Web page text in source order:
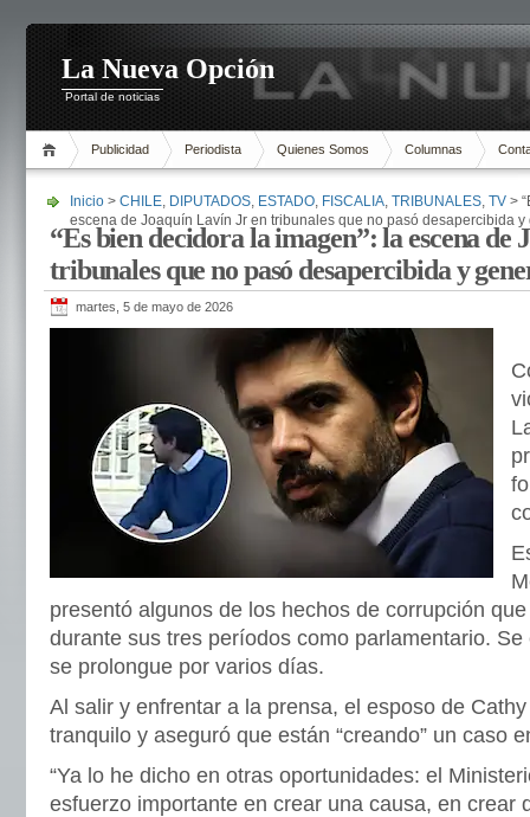
La Nueva Opción
Portal de noticias
Publicidad Periodista Quienes Somos Columnas
Inicio > CHILE, DIPUTADOS, ESTADO, FISCALIA, TRIBUNALES, TV >
escena de Joaquín Lavín Jr en tribunales que no pasó desapercibida
“Es bien decidora la imagen”: la escena
tribunales que no pasó desapercibida y
martes, 5 de mayo de 2026
presentó algunos de los hechos de corrupción
durante sus tres períodos como parlamentario.
se prolongue por varios días.
Al salir y enfrentar a la prensa, el esposo de
tranquilo y aseguró que están “creando” un caso
“Ya lo he dicho en otras oportunidades: el
esfuerzo importante en crear una causa, en crear